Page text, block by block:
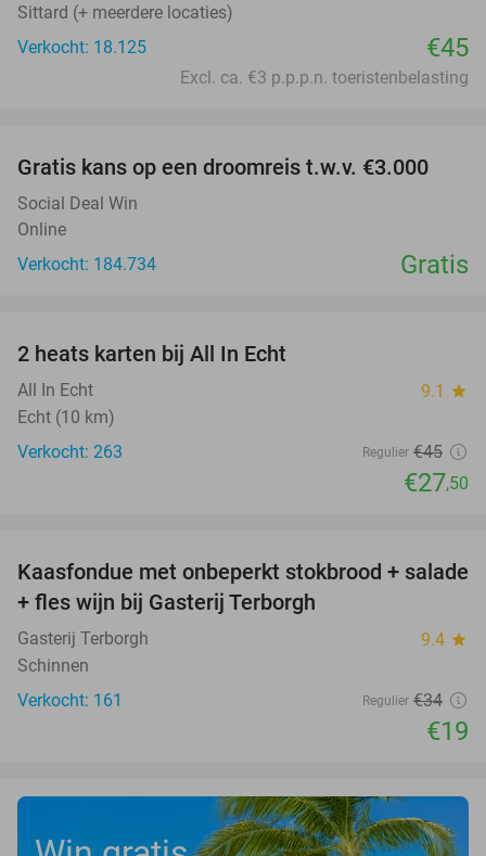
Sittard (+ meerdere locaties)
Verkocht: 18.125
€45
Excl. ca. €3 p.p.p.n. toeristenbelasting
Gratis kans op een droomreis t.w.v. €3.000
Social Deal Win
Online
Verkocht: 184.734
Gratis
2 heats karten bij All In Echt
All In Echt 9.1 star
Echt (10 km)
Verkocht: 263
Regulier €45
€27,50
44%
Kaasfondue met onbeperkt stokbrood + salade
+ fles wijn bij Gasterij Terborgh
Gasterij Terborgh 9.4 star
Schinnen
Verkocht: 161
Regulier €34
€19